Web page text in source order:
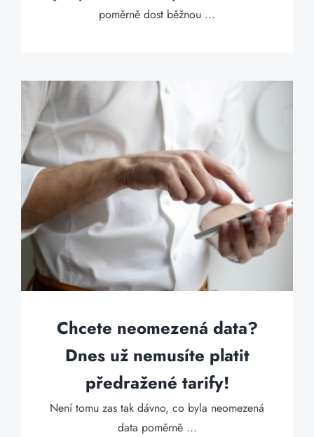
poměrně dost běžnou ...
Chcete neomezená data?
Dnes už nemusíte platit
předražené tarify!
Není tomu zas tak dávno, co byla neomezená
data poměrně ...